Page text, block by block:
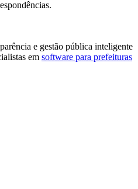
e gestão pública inteligente
em software para prefeituras